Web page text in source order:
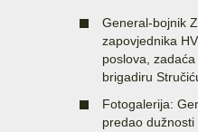
General-bojnik
zapovjednika
poslova,
brigadiru
Fotogalerija:
predao